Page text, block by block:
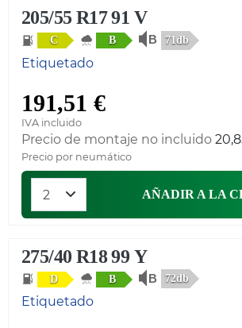
205/55 R17 91 V
C B 71db
Etiquetado
191,51 €
IVA incluido
Precio de montaje no incluido
Precio por neumático
AÑADIR A LA
275/40 R18 99 Y
D B 72db
Etiquetado